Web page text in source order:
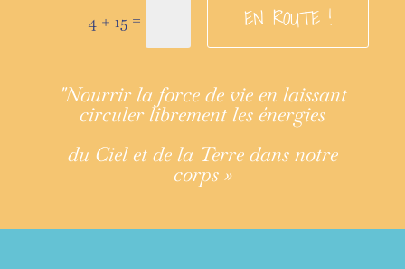
4 + 15 = EN ROUTE !
"Nourrir la force de vie en laissant
circuler librement les énergies
du Ciel et de la Terre dans notre
corps »